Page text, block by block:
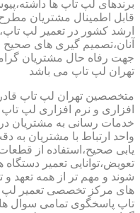
برندهای لپ تاپ ها
قابل اطمینال مشتریان
ارشد کشور در تعمیر لپ
آنان،تصمیم گیری های
جهت رفاه حال مشتریان
تهران لپ تاپ می باشد
متخصصین تهران لپ تاپ
افزاری و نرم افزاری لپ
خدمات رسانی به مشتریان
واحد ارتباط با مشتریان
یابی صحیح،استفاده از
تعویض،توانایی تعمیر
شوند و مهم تر از همه تعهد
های مرکز تخصصی تعمیر لپ
تاپ پاسخگوی تمامی سوال